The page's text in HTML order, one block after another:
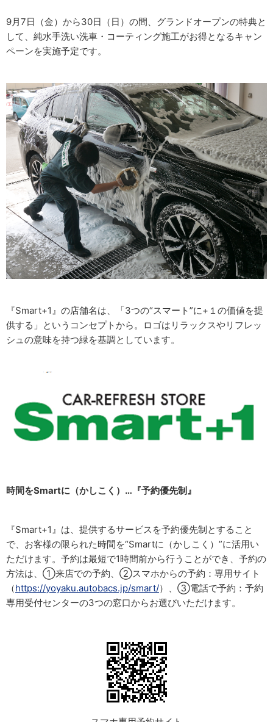
9月7日（金）から30日（日）の間、グランドオープンの特典と
して、純水手洗い洗車・コーティング施工がお得となるキャン
ペーンを実施予定です。
『Smart+1』の店舗名は、「3つの“スマート”に+１の価値を提
供する」というコンセプトから。ロゴはリラックスやリフレッ
シュの意味を持つ緑を基調としています。
時間をSmartに（かしこく）…『予約優先制』
『Smart+1』は、提供するサービスを予約優先制とすること
で、お客様の限られた時間を“Smartに（かしこく）”に活用い
ただけます。予約は最短で1時間前から行うことができ、予約の
方法は、①来店での予約、②スマホからの予約：専用サイト
（https://yoyaku.autobacs.jp/smart/）、③電話で予約：予約
専用受付センターの3つの窓口からお選びいただけます。